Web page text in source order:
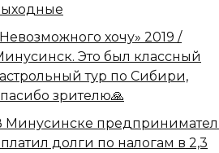
хочу» 2019 /
Это был классный
тур по Сибири,
зрителю🙏
Минусинске
долги по налогам в 2,3